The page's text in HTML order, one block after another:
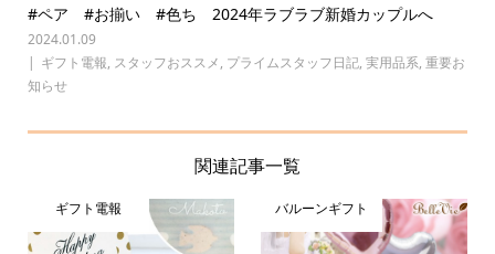
#ペア #お揃い #色ち 2024年ラブラブ新婚カップルへ
2024.01.09
ギフト電報, スタッフおススメ, プライムスタッフ日記, 実用品系, 重要お
知らせ
関連記事一覧
ギフト電報 バルーンギフト